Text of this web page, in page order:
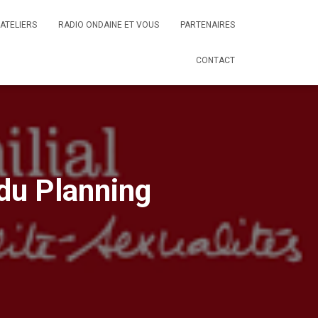
ATELIERS RADIO ONDAINE ET VOUS PARTENAIRES
CONTACT
Planning